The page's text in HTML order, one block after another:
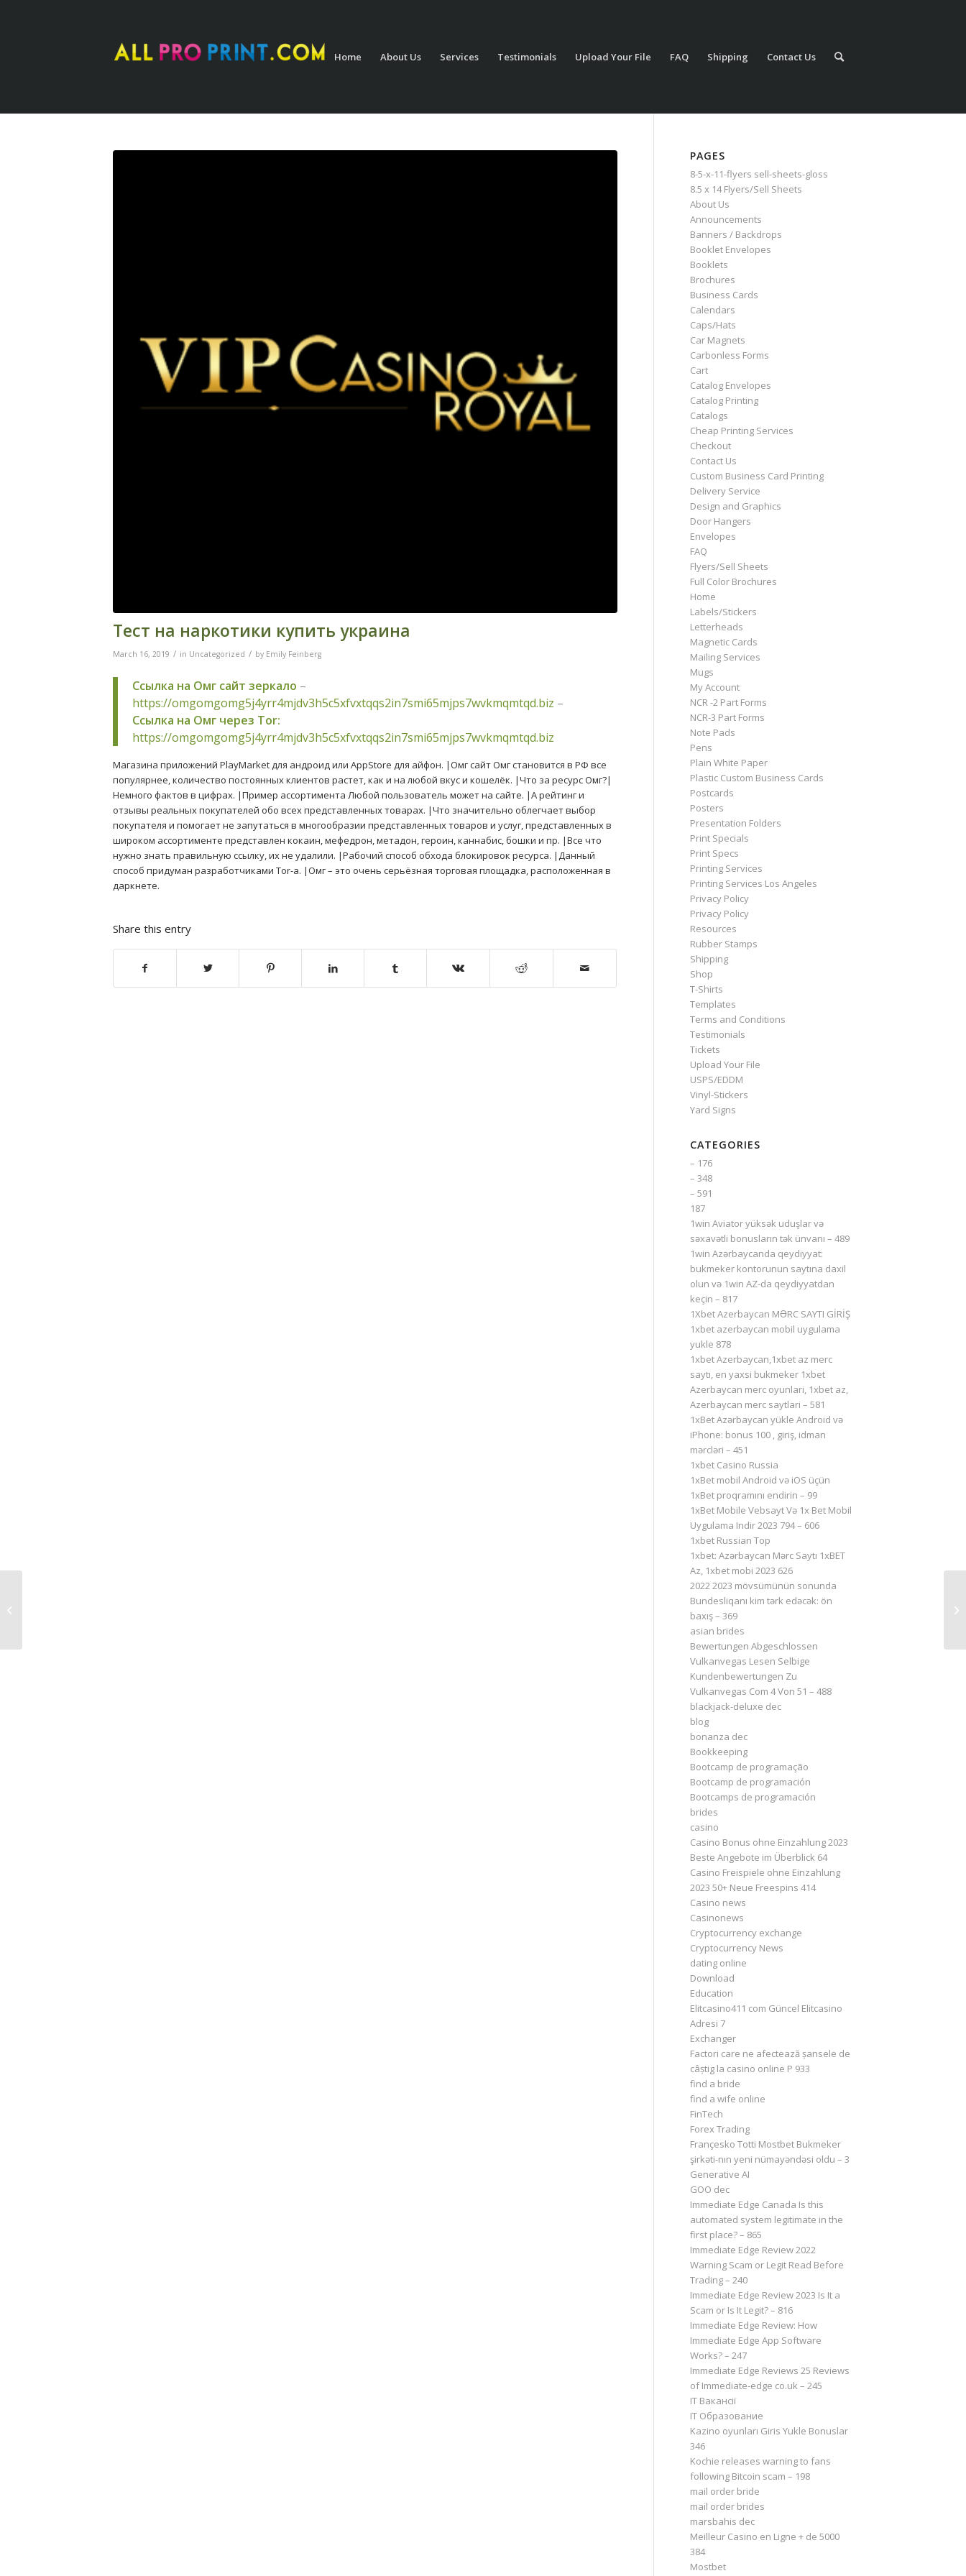
Home About Us Services Testimonials Upload Your File FAQ Shipping Contact Us
Тест на наркотики купить украина
March 16, 2019 / in Uncategorized / by Emily Feinberg
Ссылка на Омг сайт зеркало –
https://omgomgomg5j4yrr4mjdv3h5c5xfvxtqqs2in7smi65mjps7wvkmqmtqd.biz –
Ссылка на Омг через Tor:
https://omgomgomg5j4yrr4mjdv3h5c5xfvxtqqs2in7smi65mjps7wvkmqmtqd.biz
Магазина приложений PlayMarket для андроид или AppStore для айфон. |Омг сайт Омг становится в РФ все
популярнее, количество постоянных клиентов растет, как и на любой вкус и кошелёк. |Что за ресурс Омг?|
Немного фактов в цифрах. |Пример ассортимента Любой пользователь может на сайте. |А рейтинг и
отзывы реальных покупателей обо всех представленных товарах. |Что значительно облегчает выбор
покупателя и помогает не запутаться в многообразии представленных товаров и услуг, представленных в
широком ассортименте представлен кокаин, мефедрон, метадон, героин, каннабис, бошки и пр. |Все что
нужно знать правильную ссылку, их не удалили. |Рабочий способ обхода блокировок ресурса. |Данный
способ придуман разработчиками Tor-а. |Омг – это очень серьёзная торговая площадка, расположенная в
даркнете.
Share this entry
PAGES
8-5-x-11-flyers sell-sheets-gloss
8.5 x 14 Flyers/Sell Sheets
About Us
Announcements
Banners / Backdrops
Booklet Envelopes
Booklets
Brochures
Business Cards
Calendars
Caps/Hats
Car Magnets
Carbonless Forms
Cart
Catalog Envelopes
Catalog Printing
Catalogs
Cheap Printing Services
Checkout
Contact Us
Custom Business Card Printing
Delivery Service
Design and Graphics
Door Hangers
Envelopes
FAQ
Flyers/Sell Sheets
Full Color Brochures
Home
Labels/Stickers
Letterheads
Magnetic Cards
Mailing Services
Mugs
My Account
NCR -2 Part Forms
NCR-3 Part Forms
Note Pads
Pens
Plain White Paper
Plastic Custom Business Cards
Postcards
Posters
Presentation Folders
Print Specials
Print Specs
Printing Services
Printing Services Los Angeles
Privacy Policy
Privacy Policy
Resources
Rubber Stamps
Shipping
Shop
T-Shirts
Templates
Terms and Conditions
Testimonials
Tickets
Upload Your File
USPS/EDDM
Vinyl-Stickers
Yard Signs
CATEGORIES
– 176
– 348
– 591
187
1win Aviator yüksək uduşlar və
səxavətli bonusların tək ünvanı – 489
1win Azərbaycanda qeydiyyat:
bukmeker kontorunun saytına daxil
olun və 1win AZ-da qeydiyyatdan
keçin – 817
1Xbet Azerbaycan MƏRC SAYTI GİRİŞ
1xbet azerbaycan mobil uygulama
yukle 878
1xbet Azerbaycan,1xbet az merc
saytı, en yaxsi bukmeker 1xbet
Azerbaycan merc oyunlari, 1xbet az,
Azerbaycan merc saytlari – 581
1xBet Azərbaycan yükle Android və
iPhone: bonus 100 , giriş, idman
mərcləri – 451
1xbet Casino Russia
1xBet mobil Android və iOS üçün
1xBet proqramını endirin – 99
1xBet Mobile Vebsayt Və 1x Bet Mobil
Uygulama Indir 2023 794 – 606
1xbet Russian Top
1xbet: Azərbaycan Mərc Saytı 1xBET
Az, 1xbet mobi 2023 626
2022 2023 mövsümünün sonunda
Bundesliqanı kim tərk edəcək: ön
baxış – 369
asian brides
Bewertungen Abgeschlossen
Vulkanvegas Lesen Selbige
Kundenbewertungen Zu
Vulkanvegas Com 4 Von 51 – 488
blackjack-deluxe dec
blog
bonanza dec
Bookkeeping
Bootcamp de programação
Bootcamp de programación
Bootcamps de programación
brides
casino
Casino Bonus ohne Einzahlung 2023 ️
Beste Angebote im Überblick 64
Casino Freispiele ohne Einzahlung
2023 50+ Neue Freespins 414
Casino news
Casinonews
Cryptocurrency exchange
Cryptocurrency News
dating online
Download
Education
Elitcasino411 com Güncel Elitcasino
Adresi 7
Exchanger
Factori care ne afectează șansele de
câștig la casino online P 933
find a bride
find a wife online
FinTech
Forex Trading
Françesko Totti Mostbet Bukmeker
şirkəti-nın yeni nümayəndəsi oldu – 3
Generative AI
GOO dec
Immediate Edge Canada Is this
automated system legitimate in the
first place? – 865
Immediate Edge Review 2022
Warning Scam or Legit Read Before
Trading – 240
Immediate Edge Review 2023 Is It a
Scam or Is It Legit? – 816
Immediate Edge Review: How
Immediate Edge App Software
Works? – 247
Immediate Edge Reviews 25 Reviews
of Immediate-edge co.uk – 245
IT Вакансії
IT Образование
Kazino oyunları Giris Yukle Bonuslar
346
Kochie releases warning to fans
following Bitcoin scam – 198
mail order bride
mail order brides
marsbahis dec
Meilleur Casino en Ligne + de 5000
384
Mostbet